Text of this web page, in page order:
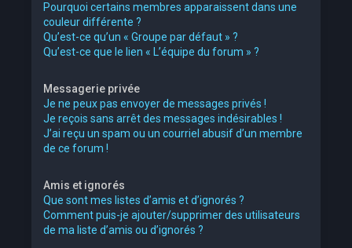
Pourquoi certains membres apparaissent dans une
couleur différente ?
Qu’est-ce qu’un « Groupe par défaut » ?
Qu’est-ce que le lien « L’équipe du forum » ?
Messagerie privée
Je ne peux pas envoyer de messages privés !
Je reçois sans arrêt des messages indésirables !
J’ai reçu un spam ou un courriel abusif d’un membre
de ce forum !
Amis et ignorés
Que sont mes listes d’amis et d’ignorés ?
Comment puis-je ajouter/supprimer des utilisateurs
de ma liste d’amis ou d’ignorés ?